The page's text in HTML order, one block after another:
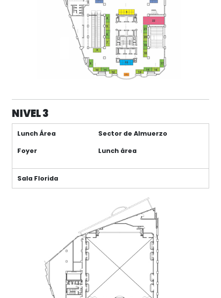
NIVEL 3
Lunch Área
Foyer
Sector de Almuerzo
Lunch área
Sala Florida